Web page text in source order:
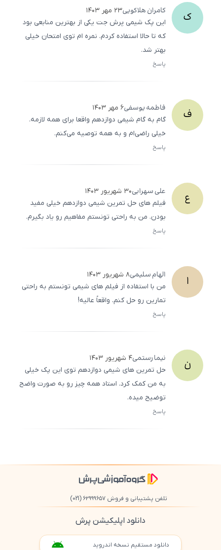
ک کامرانهلاکویی۲۳ مهر ۱۴۰۳
این پک شیمی پرش جت یکی از بهترین منابعی بود
که تا حالا استفاده کردم. نمره ‌ام توی امتحان خیلی
بهتر شد.
پاسخ
ف فاطمهیوسفی۶ مهر ۱۴۰۳
گام به گام شیمی دوازدهم واقعا برای همه لازمه.
خیلی راضی‌ام و به همه توصیه می‌کنم.
پاسخ
ع علیسهرابی۳۰ شهریور ۱۴۰۳
فیلم‌ های حل تمرین شیمی دوازدهم خیلی مفید
بودن. من به راحتی تونستم مفاهیم رو یاد بگیرم.
پاسخ
ا الهامسلیمی۸ شهریور ۱۴۰۳
من با استفاده از فیلم‌ های شیمی تونستم به راحتی
تمارین رو حل کنم. واقعاً عالیه!
پاسخ
ن نیمارستمی۴ شهریور ۱۴۰۳
حل تمرین ‌های شیمی دوازدهم توی این پک خیلی
به من کمک کرد. استاد همه چیز رو به صورت واضح
توضیح میده.
پاسخ
تلفن پشتیبانی و فروش ۶۲۹۹۹۶۵۷ (021)
دانلود اپلیکیشن پرش
دانلود مستقیم نسخه اندروید